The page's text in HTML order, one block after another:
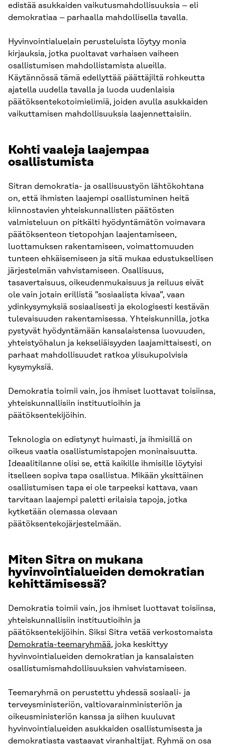
edistää asukkaiden vaikutusmahdollisuuksia – eli
demokratiaa – parhaalla mahdollisella tavalla.
Hyvinvointialuelain perusteluista löytyy monia
kirjauksia, jotka puoltavat varhaisen vaiheen
osallistumisen mahdollistamista alueilla.
Käytännössä tämä edellyttää päättäjiltä rohkeutta
ajatella uudella tavalla ja luoda uudenlaisia
päätöksentekotoimielimiä, joiden avulla asukkaiden
vaikuttamisen mahdollisuuksia laajennettaisiin.
Kohti vaaleja laajempaa
osallistumista
Sitran demokratia- ja osallisuustyön lähtökohtana
on, että ihmisten laajempi osallistuminen heitä
kiinnostavien yhteiskunnallisten päätösten
valmisteluun on pitkälti hyödyntämätön voimavara
päätöksenteon tietopohjan laajentamiseen,
luottamuksen rakentamiseen, voimattomuuden
tunteen ehkäisemiseen ja sitä mukaa edustuksellisen
järjestelmän vahvistamiseen. Osallisuus,
tasavertaisuus, oikeudenmukaisuus ja reiluus eivät
ole vain jotain erillistä ”sosiaalista kivaa”, vaan
ydinkysymyksiä sosiaalisesti ja ekologisesti kestävän
tulevaisuuden rakentamisessa. Yhteiskunnilla, jotka
pystyvät hyödyntämään kansalaistensa luovuuden,
yhteistyöhalun ja kekseliäisyyden laajamittaisesti, on
parhaat mahdollisuudet ratkoa ylisukupolvisia
kysymyksiä.
Demokratia toimii vain, jos ihmiset luottavat toisiinsa,
yhteiskunnallisiin instituutioihin ja
päätöksentekijöihin.
Teknologia on edistynyt huimasti, ja ihmisillä on
oikeus vaatia osallistumistapojen moninaisuutta.
Ideaalitilanne olisi se, että kaikille ihmisille löytyisi
itselleen sopiva tapa osallistua. Mikään yksittäinen
osallistumisen tapa ei ole tarpeeksi kattava, vaan
tarvitaan laajempi paletti erilaisia tapoja, jotka
kytketään olemassa olevaan
päätöksentekojärjestelmään.
Miten Sitra on mukana
hyvinvointialueiden demokratian
kehittämisessä?
Demokratia toimii vain, jos ihmiset luottavat toisiinsa,
yhteiskunnallisiin instituutioihin ja
päätöksentekijöihin. Siksi Sitra vetää verkostomaista
Demokratia-teemaryhmää, joka keskittyy
hyvinvointialueiden demokratian ja kansalaisten
osallistumismahdollisuuksien vahvistamiseen.
Teemaryhmä on perustettu yhdessä sosiaali- ja
terveysministeriön, valtiovarainministeriön ja
oikeusministeriön kanssa ja siihen kuuluvat
hyvinvointialueiden asukkaiden osallistumisesta ja
demokratiasta vastaavat viranhaltijat. Ryhmä on osa